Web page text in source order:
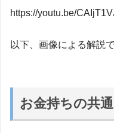
https://youtu.be/
以下、画像による解説で
お金持ちの共